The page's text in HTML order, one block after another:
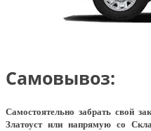
Самовывоз:
Самостоятельно забрать свой
Златоуст или напрямую со